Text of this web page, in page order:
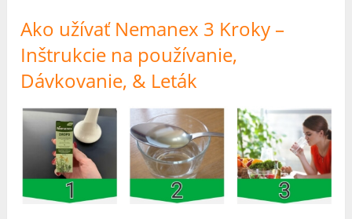
Ako užívať Nemanex 3 Kroky –
Inštrukcie na používanie,
Dávkovanie, & Leták